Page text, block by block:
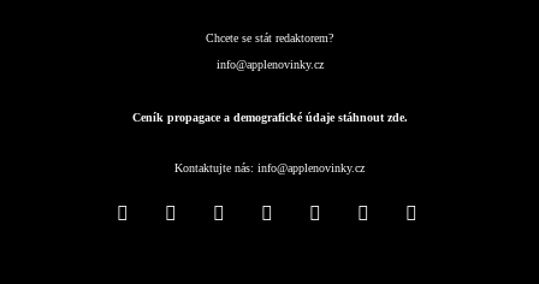
Chcete se stát redaktorem?
info@applenovinky.cz
Ceník propagace a demografické údaje stáhnout zde.
Kontaktujte nás: info@applenovinky.cz